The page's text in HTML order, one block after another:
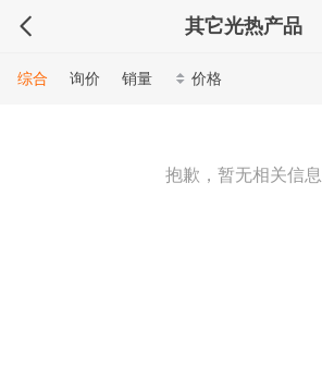
其它光热产品
综合 询价 销量 价格
抱歉，暂无相关信息